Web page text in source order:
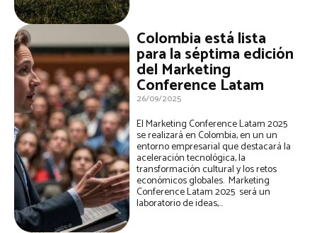
Colombia está lista
para la séptima edición
del Marketing
Conference Latam
26/09/2025
El Marketing Conference Latam 2025
se realizará en Colombia, en un un
entorno empresarial que destacará la
aceleración tecnológica, la
transformación cultural y los retos
económicos globales. Marketing
Conference Latam 2025 será un
laboratorio de ideas,...